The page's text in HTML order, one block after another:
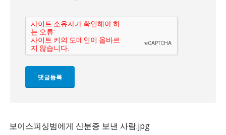
보이스피싱범에게 신분증 보낸 사람.jpg